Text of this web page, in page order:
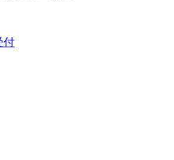
付